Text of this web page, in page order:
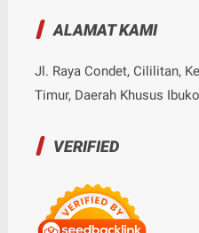
ALAMAT KAMI
Jl. Raya Condet, Cililitan,
Timur, Daerah Khusus
VERIFIED